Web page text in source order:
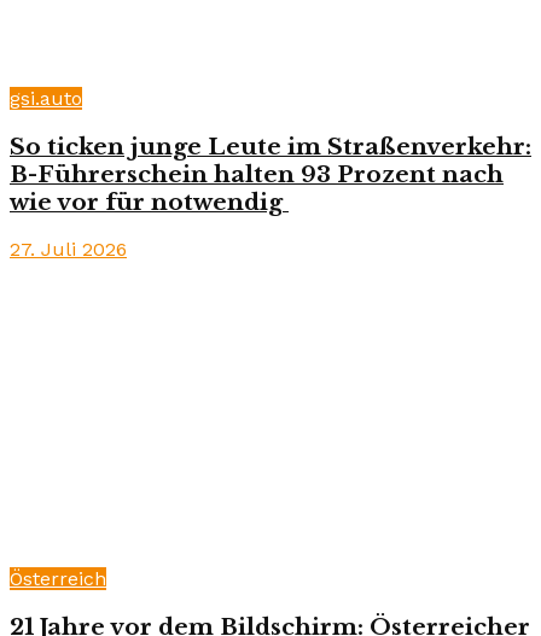
gsi.auto
So ticken junge Leute im Straßenverkehr:
B-Führerschein halten 93 Prozent nach
wie vor für notwendig
27. Juli 2026
Österreich
21 Jahre vor dem Bildschirm: Österreicher